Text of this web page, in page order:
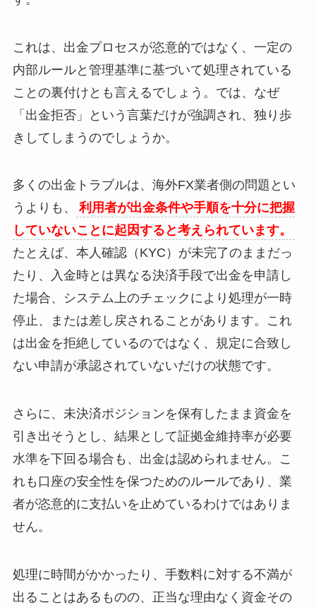
これは、出金プロセスが恣意的ではなく、一定の
内部ルールと管理基準に基づいて処理されている
ことの裏付けとも言えるでしょう。では、なぜ
「出金拒否」という言葉だけが強調され、独り歩
きしてしまうのでしょうか。
多くの出金トラブルは、海外FX業者側の問題とい
うよりも、
利用者が出金条件や手順を十分に把握
していないことに起因すると考えられています。
たとえば、本人確認（KYC）が未完了のままだっ
たり、入金時とは異なる決済手段で出金を申請し
た場合、システム上のチェックにより処理が一時
停止、または差し戻されることがあります。これ
は出金を拒絶しているのではなく、規定に合致し
ない申請が承認されていないだけの状態です。
さらに、未決済ポジションを保有したまま資金を
引き出そうとし、結果として証拠金維持率が必要
水準を下回る場合も、出金は認められません。こ
れも口座の安全性を保つためのルールであり、業
者が恣意的に支払いを止めているわけではありま
せん。
処理に時間がかかったり、手数料に対する不満が
出ることはあるものの、正当な理由なく資金その